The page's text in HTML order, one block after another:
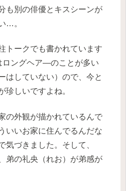
も別の俳優とキスシーンが
…。
トークでも書かれています
ロングヘア―のことが多い
はしていない）ので、今と
珍しいですよね。
の外観が描かれているんで
いいお家に住んでるんだな
気づきました。そして、
弟の礼央（れお）が弟感が